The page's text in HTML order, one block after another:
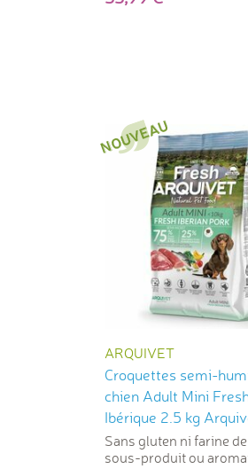
ARQUIVET
Croquettes semi-
chien Adult Mini
Ibérique 2.5 kg
Sans gluten ni farine
sous-produit ou